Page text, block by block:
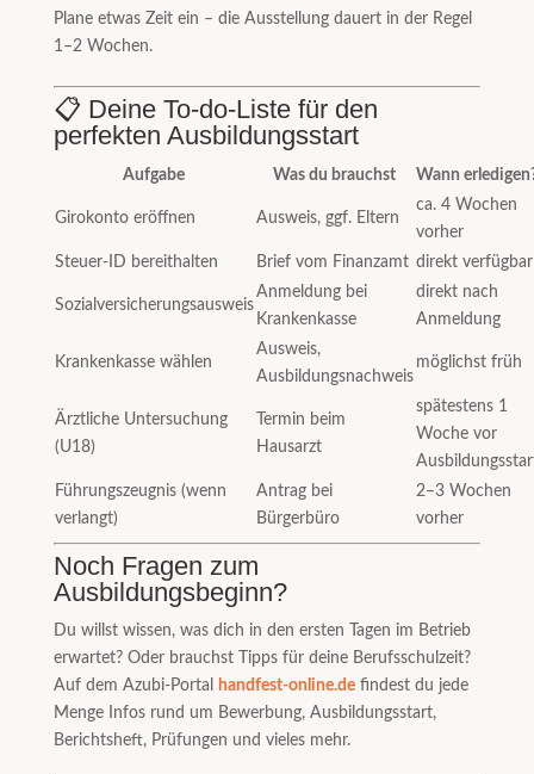
Plane etwas Zeit ein – die Ausstellung dauert in der Regel
1–2 Wochen.
📋 Deine To-do-Liste für den
perfekten Ausbildungsstart
Aufgabe Was du brauchst Wann
Girokonto eröffnen Ausweis, ggf. Eltern
ca. 4 Wochen
vorher
Steuer-ID bereithalten
Brief vom Finanzamt direkt verfügbar
Sozialversicherungsausweis
Anmeldung bei
Krankenkasse
direkt nach
Anmeldung
Krankenkasse wählen
Ausweis,
Ausbildungsnachweis
möglichst früh
Ärztliche Untersuchung
(U18)
Termin beim
Hausarzt
spätestens 1
Woche vor
Führungszeugnis (wenn
verlangt)
Antrag bei
Bürgerbüro
2–3 Wochen
vorher
Noch Fragen zum
Ausbildungsbeginn?
Du willst wissen, was dich in den ersten Tagen im Betrieb
erwartet? Oder brauchst Tipps für deine Berufsschulzeit?
Auf dem Azubi-Portal
handfest-online.defindest du jede
Menge Infos rund um Bewerbung, Ausbildungsstart,
Berichtsheft, Prüfungen und vieles mehr.